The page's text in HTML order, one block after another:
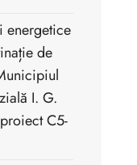
energetice
de
I. G.
C5-